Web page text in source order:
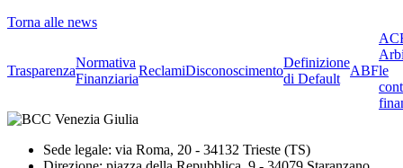
Torna alle news
Trasparenza
Normativa
Finanziaria
ReclamiDisconoscimento
Definizione
di Default
ABFle
Sede legale: via Roma, 20 - 34132 Trieste (TS)